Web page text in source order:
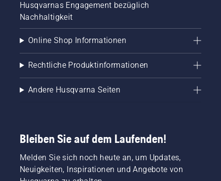
Husqvarnas Engagement bezüglich
Nachhaltigkeit
Online Shop Informationen
Rechtliche Produktinformationen
Andere Husqvarna Seiten
Bleiben Sie auf dem Laufenden!
Melden Sie sich noch heute an, um Updates,
Neuigkeiten, Inspirationen und Angebote von